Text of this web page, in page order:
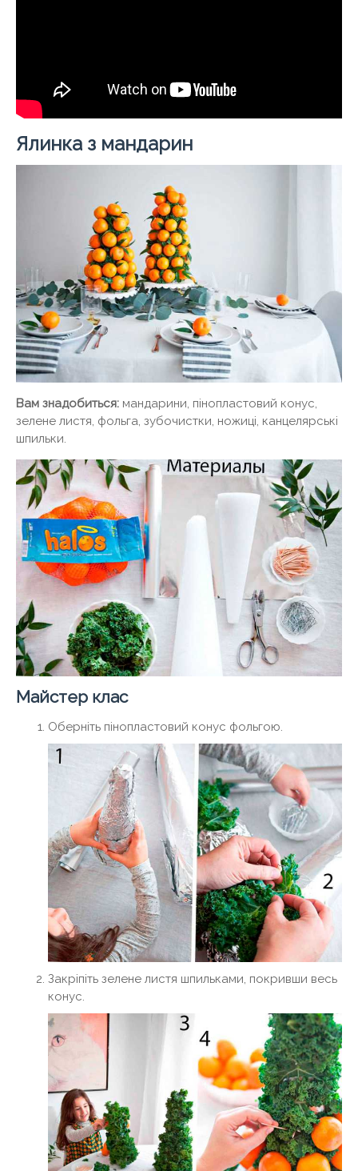
Ялинка з мандарин
Вам знадобиться: мандарини, пінопластовий конус,
зелене листя, фольга, зубочистки, ножиці, канцелярські
шпильки.
Майстер клас
Оберніть пінопластовий конус фольгою.
Закріпіть зелене листя шпильками, покривши весь
конус.